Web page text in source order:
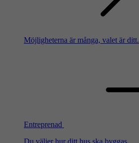
Möjligheterna är många, valet är ditt.
Entreprenad
Du väljer hur ditt hus ska byggas.